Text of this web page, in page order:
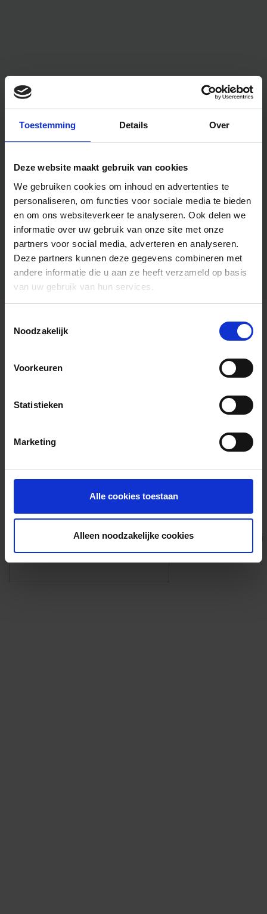
Toestemming Details Over
Deze website maakt gebruik van cookies
We gebruiken cookies om inhoud en advertenties te
personaliseren, om functies voor sociale media te bieden
en om ons websiteverkeer te analyseren. Ook delen we
informatie over uw gebruik van onze site met onze
partners voor social media, adverteren en analyseren.
Deze partners kunnen deze gegevens combineren met
andere informatie die u aan ze heeft verzameld op basis
van uw gebruik van hun services.
Noodzakelijk
Voorkeuren
Statistieken
Marketing
Alle cookies toestaan
Alleen noodzakelijke cookies
Algemene informatie
Foto’s ({{photos.length}})
Eigen foto’s